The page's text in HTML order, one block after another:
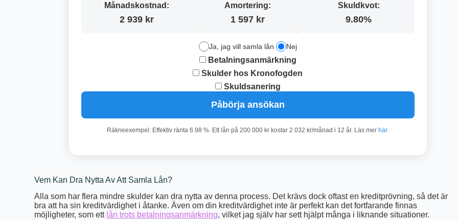
Månadskostnad:
2 939 kr
Amortering:
1 597 kr
Skuldkvot:
9.80%
Ja, jag vill samla lån Nej
Betalningsanmärkning
Skulder hos Kronofogden
Skuldsanering
Påbörja ansökan
Räkneexempel: Effektiv ränta 6.98 %. Ett lån på 200 000 kr kostar 2 032 kr/månad i 12 år. Läs merhär.
Vem Kan Dra Nytta Av Att Samla Lån?
Alla som har flera mindre skulder kan dra nytta av denna process. Det krävs dock oftast en kreditprövning, så det är
bra att ha sin kreditvärdighet i åtanke. Även om din kreditvärdighet inte är perfekt kan det fortfarande finnas
möjligheter, som ett lån trots betalningsanmärkning, vilket jag själv har sett hjälpt många i liknande situationer.